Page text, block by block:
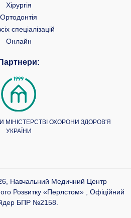
Хірургія
Ортодонтія
спеціалізацій
Онлайн
Партнери:
МІНІСТЕРСТВІ ОХОРОНИ ЗДОРОВ'Я
УКРАЇНИ
Навчальний Медичний Центр
Розвитку «Перлстом» , Офіційний
БПР №2158.